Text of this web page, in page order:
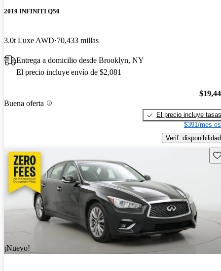
2019 INFINITI Q50
3.0t Luxe AWD 70,433 millas
Entrega a domicilio desde Brooklyn, NY
El precio incluye envío de $2,081
Buena oferta
El precio incluye tasas
$391/mes
Verif. disponibilidad
¡Nuevo!